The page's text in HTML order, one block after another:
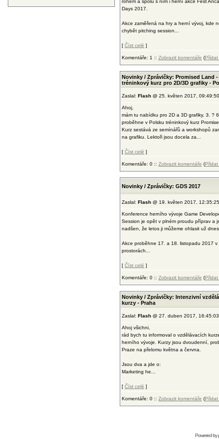
rohem a spolu s ním i herní akce Fest
Days 2017.
Akce zaměřená na hry a herní vývoj, kde
chybět pitching session...
[ Číst celé ]
Komentáře: 1 :: Zobrazit komentáře (Přidat
Novinky / Zprávičky: Promised Land -
tréninkový kurz pro 2D/3D grafiky -
Zaslal: Flash @ 25. květen 2017, 09:49:50
Ahoj,
mám tu nabídku pro 2D a 3D grafiky. 3. ?
proběhne v Polsku tréninkový kurz
Kurz sestává ze semínářů a workshopů
na grafiku. Lektoři jsou docela za...
[ Číst celé ]
Komentáře: 0 :: Zobrazit komentáře (Přidat
Novinky / Zprávičky: GDS 2017
Zaslal: Flash @ 19. květen 2017, 12:35:25
Konference herního vývoje Game
Session je opět v plném proudu příprav a
nadšen, že letos ji můžeme ohlasit už
Akce proběhne 17. a 18. listopadu 2017 v
prostorách...
[ Číst celé ]
Komentáře: 0 :: Zobrazit komentáře (Přidat
Novinky / Zprávičky: Intenzivní
kurzy - Praha
Zaslal: Flash @ 27. duben 2017, 16:45:03
Ahoj všichni,
rád bych tu informoval o vzdělávacích
herního vývoje. Kurzy jsou dvoudenní,
Praze na přelomu května a června.
Jsou dva a jde o:
Marketing he...
[ Číst celé ]
Komentáře: 0 :: Zobrazit komentáře (Přidat
Powered by